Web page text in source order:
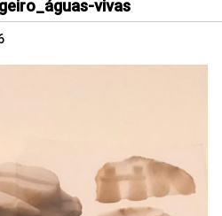
vivas